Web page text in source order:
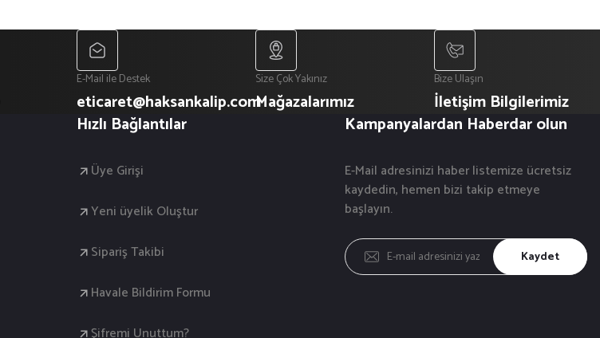
E-Mail ile Destek
eticaret@haksankalip.com
Size Çok Yakınız
Mağazalarımız
Bize Ulaşın
İletişim Bilgilerimiz
Hızlı Bağlantılar
Üye Girişi
Yeni üyelik Oluştur
Sipariş Takibi
Havale Bildirim Formu
Şifremi Unuttum?
Kampanyalardan Haberdar olun
E-Mail adresinizi haber listemize ücretsiz
kaydedin, hemen bizi takip etmeye
başlayın.
Kaydet